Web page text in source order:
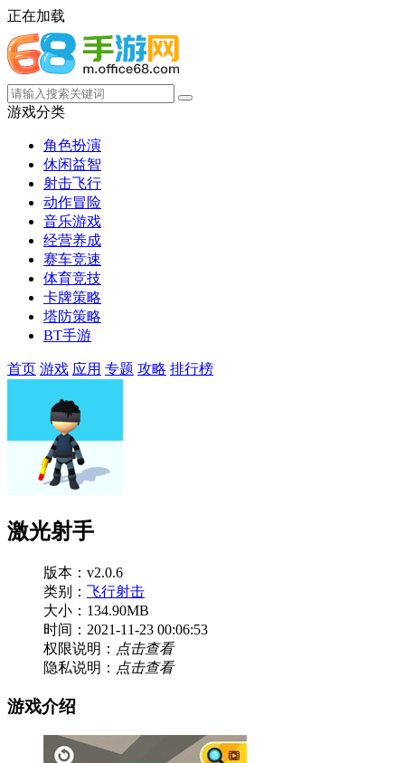
正在加载
游戏分类
角色扮演
休闲益智
射击飞行
动作冒险
音乐游戏
经营养成
赛车竞速
体育竞技
卡牌策略
塔防策略
BT手游
首页 游戏 应用 专题 攻略 排行榜
激光射手
版本：v2.0.6
类别： 飞行射击
大小：134.90MB
时间：2021-11-23 00:06:53
权限说明： 点击查看
隐私说明： 点击查看
游戏介绍